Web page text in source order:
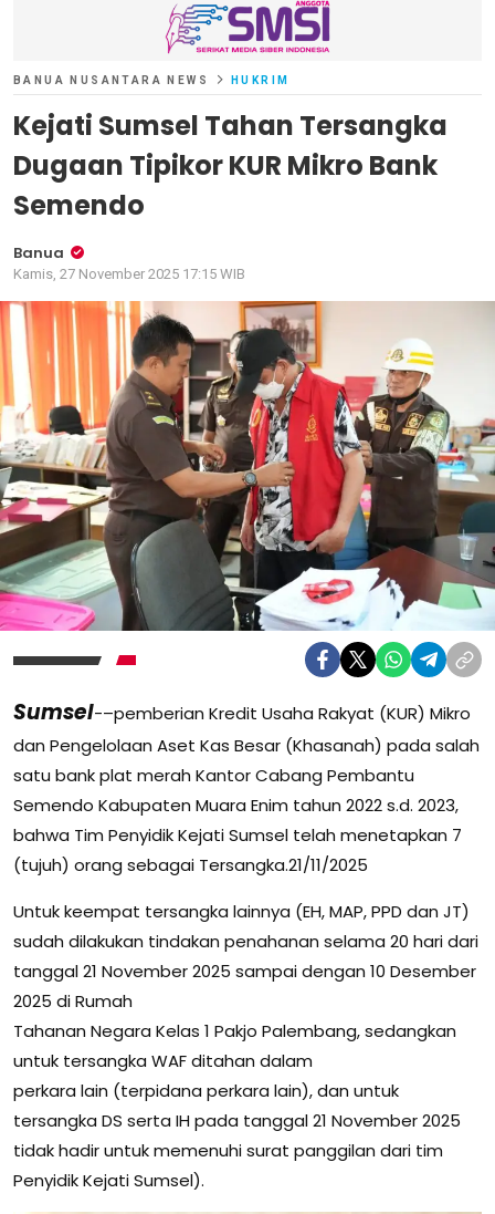
BANUA NUSANTARA NEWS HUKRIM
Kejati Sumsel Tahan Tersangka
Dugaan Tipikor KUR Mikro Bank
Semendo
Banua
Kamis, 27 November 2025 17:15 WIB
Sumsel-–pemberian Kredit Usaha Rakyat (KUR) Mikro
dan Pengelolaan Aset Kas Besar (Khasanah) pada salah
satu bank plat merah Kantor Cabang Pembantu
Semendo Kabupaten Muara Enim tahun 2022 s.d. 2023,
bahwa Tim Penyidik Kejati Sumsel telah menetapkan 7
(tujuh) orang sebagai Tersangka.21/11/2025
Untuk keempat tersangka lainnya (EH, MAP, PPD dan JT)
sudah dilakukan tindakan penahanan selama 20 hari dari
tanggal 21 November 2025 sampai dengan 10 Desember
2025 di Rumah
Tahanan Negara Kelas 1 Pakjo Palembang, sedangkan
untuk tersangka WAF ditahan dalam
perkara lain (terpidana perkara lain), dan untuk
tersangka DS serta IH pada tanggal 21 November 2025
tidak hadir untuk memenuhi surat panggilan dari tim
Penyidik Kejati Sumsel).